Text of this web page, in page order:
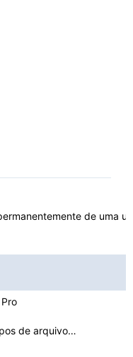
de uma
Como Auto organizar em pastas por tipos de arquivos em …